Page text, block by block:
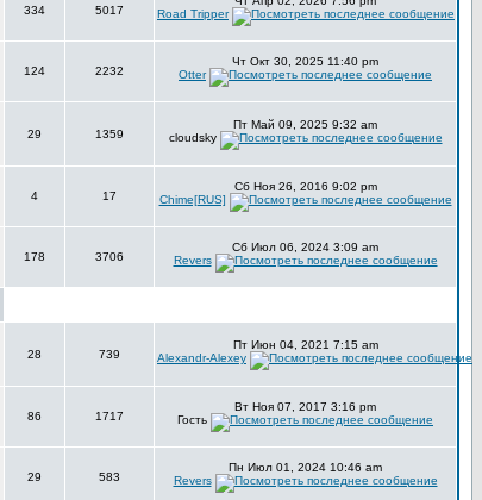
334 5017
Road Tripper
124 2232
Чт Окт 30, 2025 11:40 pm
Otter
29 1359
Пт Май 09, 2025 9:32 am
cloudsky
4 17
Сб Ноя 26, 2016 9:02 pm
Chime[RUS]
178 3706
Сб Июл 06, 2024 3:09 am
Revers
28 739
Пт Июн 04, 2021 7:15 am
Alexandr-Alexey
86 1717
Вт Ноя 07, 2017 3:16 pm
Гость
29 583
Пн Июл 01, 2024 10:46 am
Revers